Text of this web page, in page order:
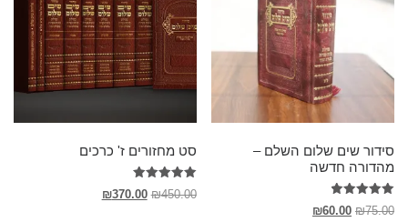
סידור שים שלום השלם –
מהדורה חדשה
דורג
5.00
₪75.00
₪60.00
סט מחזורים ז' כרכים
דורג
5.00
₪450.00
₪370.00